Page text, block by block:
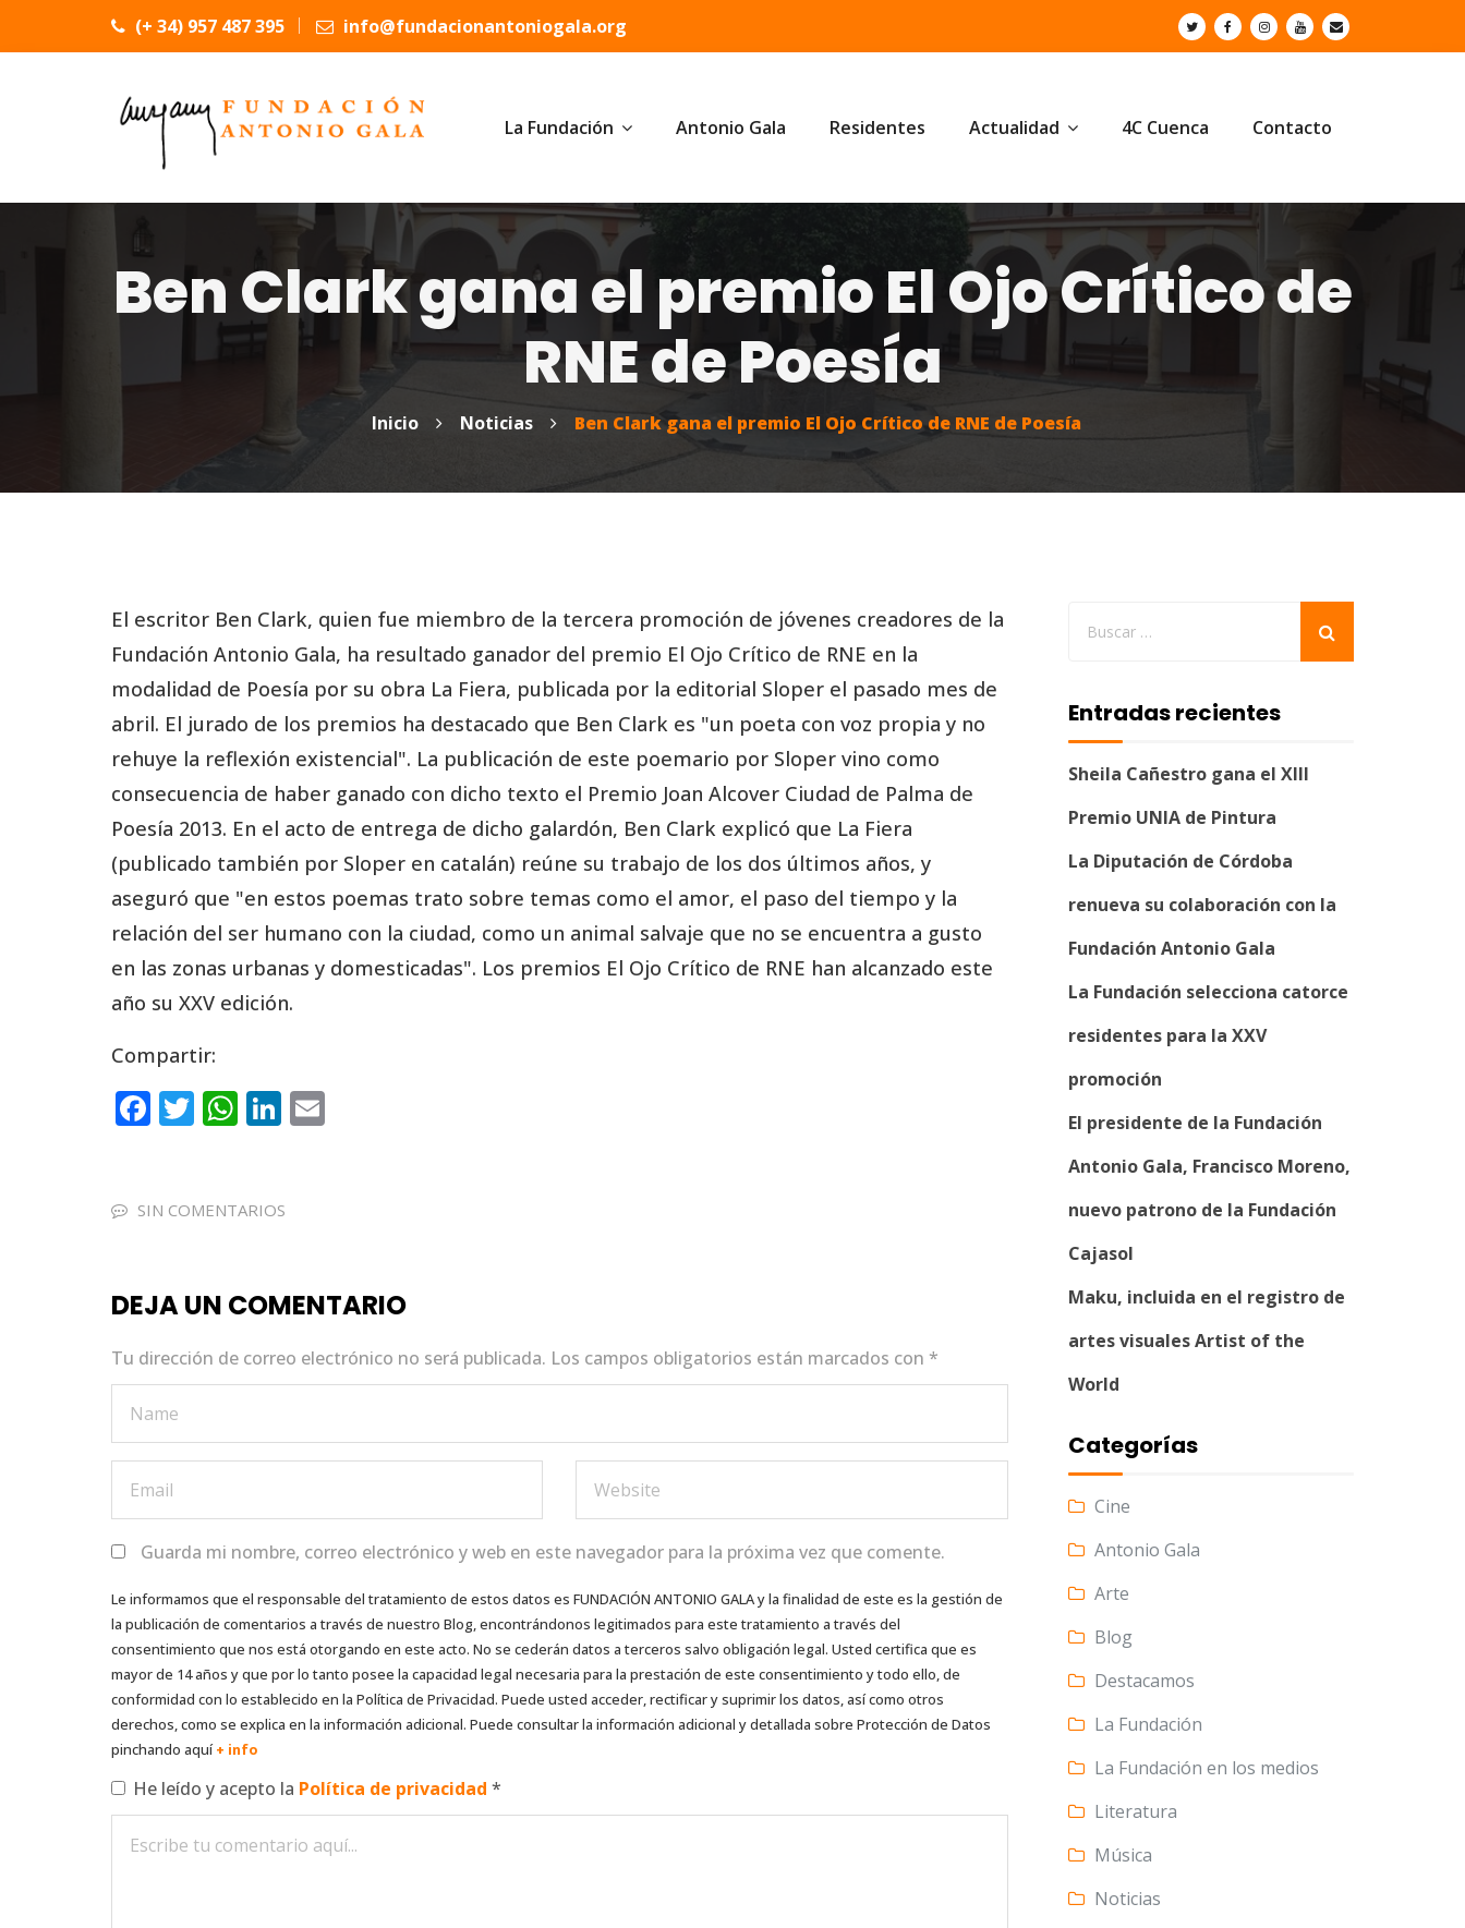
(+ 34) 957 487 395 info@fundacionantoniogala.org
La Fundación Antonio Gala Residentes Actualidad 4C Cuenca Contacto
Ben Clark gana el premio El Ojo Crítico de
RNE de Poesía
Inicio Noticias Ben Clark gana el premio El Ojo Crítico de RNE de Poesía
El escritor Ben Clark, quien fue miembro de la tercera promoción de jóvenes creadores de la
Fundación Antonio Gala, ha resultado ganador del premio El Ojo Crítico de RNE en la
modalidad de Poesía por su obra La Fiera, publicada por la editorial Sloper el pasado mes de
abril. El jurado de los premios ha destacado que Ben Clark es "un poeta con voz propia y no
rehuye la reflexión existencial". La publicación de este poemario por Sloper vino como
consecuencia de haber ganado con dicho texto el Premio Joan Alcover Ciudad de Palma de
Poesía 2013. En el acto de entrega de dicho galardón, Ben Clark explicó que La Fiera
(publicado también por Sloper en catalán) reúne su trabajo de los dos últimos años, y
aseguró que "en estos poemas trato sobre temas como el amor, el paso del tiempo y la
relación del ser humano con la ciudad, como un animal salvaje que no se encuentra a gusto
en las zonas urbanas y domesticadas". Los premios El Ojo Crítico de RNE han alcanzado este
año su XXV edición.
Compartir:
F
e
o
k
T
te
W
ts
p
Li
e
SIN COMENTARIOS
DEJA UN COMENTARIO
Tu dirección de correo electrónico no será publicada. Los campos obligatorios están marcados con *
Guarda mi nombre, correo electrónico y web en este navegador para la próxima vez que comente.
Le informamos que el responsable del tratamiento de estos datos es FUNDACIÓN ANTONIO GALA y la finalidad de este es la gestión de
la publicación de comentarios a través de nuestro Blog, encontrándonos legitimados para este tratamiento a través del
consentimiento que nos está otorgando en este acto. No se cederán datos a terceros salvo obligación legal. Usted certifica que es
mayor de 14 años y que por lo tanto posee la capacidad legal necesaria para la prestación de este consentimiento y todo ello, de
conformidad con lo establecido en la Política de Privacidad. Puede usted acceder, rectificar y suprimir los datos, así como otros
derechos, como se explica en la información adicional. Puede consultar la información adicional y detallada sobre Protección de Datos
pinchando aquí+ info
He leído y acepto la Política de privacidad *
Entradas recientes
Sheila Cañestro gana el XIII
Premio UNIA de Pintura
La Diputación de Córdoba
renueva su colaboración con la
Fundación Antonio Gala
La Fundación selecciona catorce
residentes para la XXV
promoción
El presidente de la Fundación
Antonio Gala, Francisco Moreno,
nuevo patrono de la Fundación
Cajasol
Maku, incluida en el registro de
artes visuales Artist of the
World
Categorías
Cine
Antonio Gala
Arte
Blog
Destacamos
La Fundación
La Fundación en los medios
Literatura
Música
Noticias